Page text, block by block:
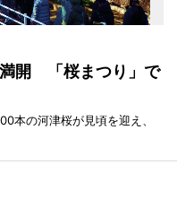
開 「桜まつり」で
本の河津桜が見頃を迎え、